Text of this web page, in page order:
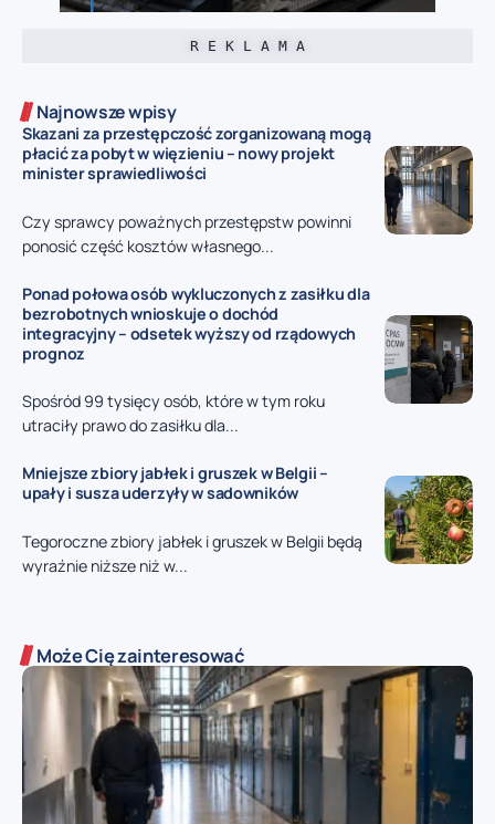
R E K L A M A
Najnowsze wpisy
Skazani za przestępczość zorganizowaną mogą
płacić za pobyt w więzieniu – nowy projekt
minister sprawiedliwości
Czy sprawcy poważnych przestępstw powinni
ponosić część kosztów własnego...
Ponad połowa osób wykluczonych z zasiłku dla
bezrobotnych wnioskuje o dochód
integracyjny – odsetek wyższy od rządowych
prognoz
Spośród 99 tysięcy osób, które w tym roku
utraciły prawo do zasiłku dla...
Mniejsze zbiory jabłek i gruszek w Belgii –
upały i susza uderzyły w sadowników
Tegoroczne zbiory jabłek i gruszek w Belgii będą
wyraźnie niższe niż w...
Może Cię zainteresować